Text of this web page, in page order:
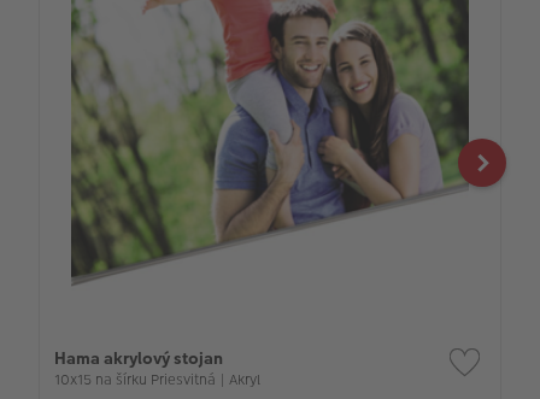
Hama akrylový stojan
10x15 na šírku Priesvitná | Akryl